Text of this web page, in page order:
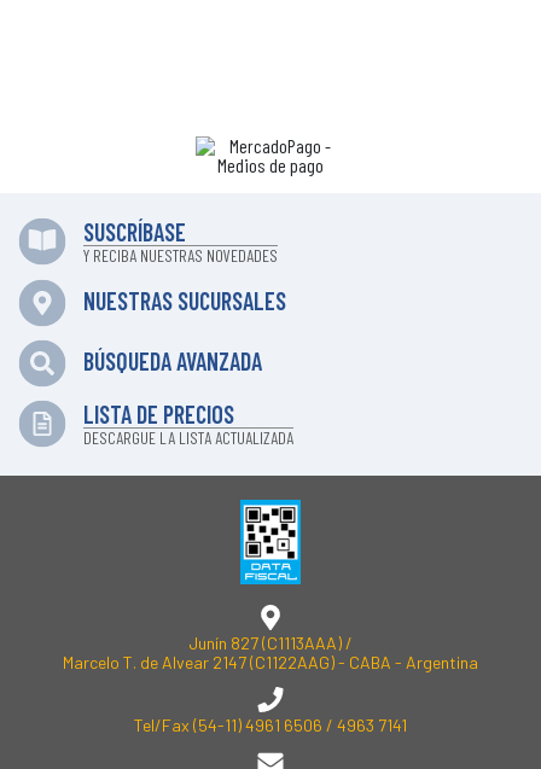
SUSCRÍBASE
Y RECIBA NUESTRAS NOVEDADES
NUESTRAS SUCURSALES
BÚSQUEDA AVANZADA
LISTA DE PRECIOS
DESCARGUE LA LISTA ACTUALIZADA
Junín 827 (C1113AAA) /
Marcelo T. de Alvear 2147 (C1122AAG) - CABA - Argentina
Tel/Fax (54-11) 4961 6506 / 4963 7141